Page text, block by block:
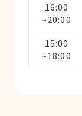
16:00
~20:00
15:00
~18:00